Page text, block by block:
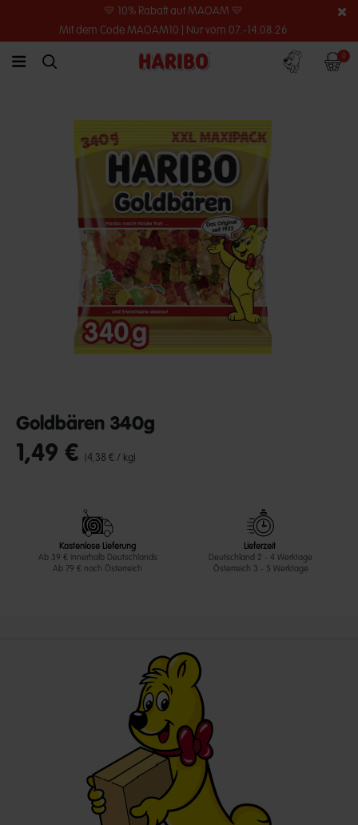
💛 10% Rabatt auf MAOAM 💛
Mit dem Code MAOAM10 | Nur vom 07.-14.08.26
link.header.menu.label
simplesearch.search.label
Konto 0
Goldbären 340g
undefined out of 5 Customer Rating
1,49 € (4,38 € / kg)
Kostenlose Lieferung
Ab 39 € innerhalb Deutschlands
Ab 79 € nach Österreich
Lieferzeit
Deutschland 2 - 4 Werktage
Österreich 3 - 5 Werktage